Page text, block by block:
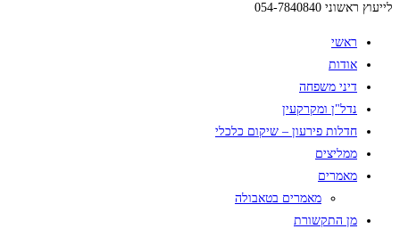
לייעוץ ראשוני 054-7840840
ראשי
אודות
דיני משפחה
נדל"ן ומקרקעין
חדלות פירעון – שיקום כלכלי
ממליצים
מאמרים
מאמרים בטאבולה
מן התקשורת